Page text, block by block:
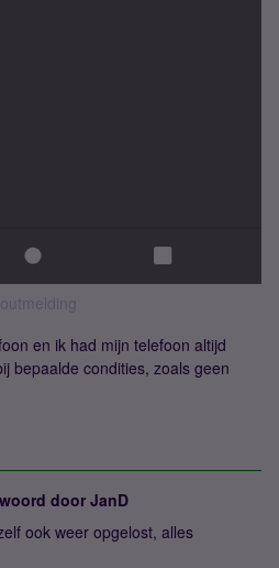
en ik had mijn telefoon altijd
bepaalde condities, zoals geen
door JanD
ook weer opgelost, alles